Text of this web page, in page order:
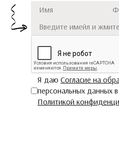
Имя
Я даю Согласие на
персональных данных в
Политикой
Подписаться